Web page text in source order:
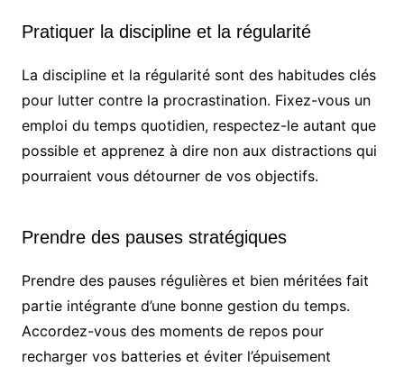
Pratiquer la discipline et la régularité
La discipline et la régularité sont des habitudes clés
pour lutter contre la procrastination. Fixez-vous un
emploi du temps quotidien, respectez-le autant que
possible et apprenez à dire non aux distractions qui
pourraient vous détourner de vos objectifs.
Prendre des pauses stratégiques
Prendre des pauses régulières et bien méritées fait
partie intégrante d’une bonne gestion du temps.
Accordez-vous des moments de repos pour
recharger vos batteries et éviter l’épuisement